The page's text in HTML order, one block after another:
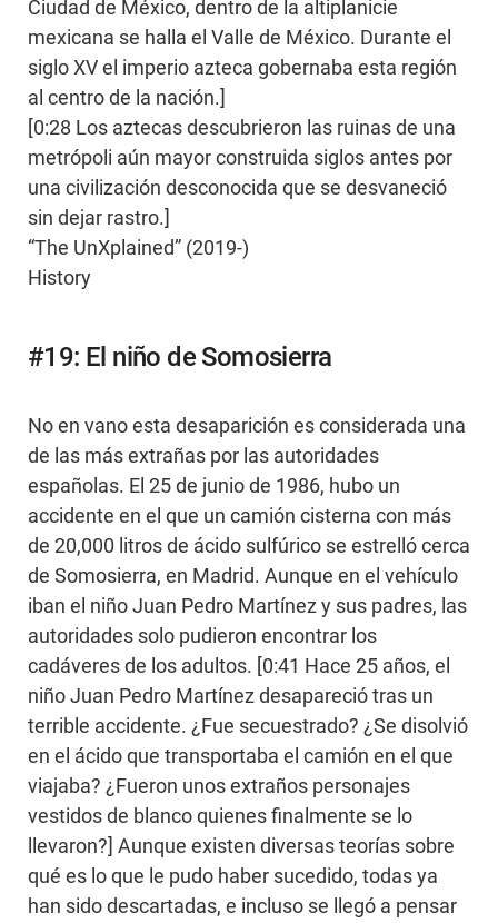
Ciudad de México, dentro de la altiplanicie
mexicana se halla el Valle de México. Durante el
siglo XV el imperio azteca gobernaba esta región
al centro de la nación.]
[0:28 Los aztecas descubrieron las ruinas de una
metrópoli aún mayor construida siglos antes por
una civilización desconocida que se desvaneció
sin dejar rastro.]
“The UnXplained” (2019-)
History
#19: El niño de Somosierra
No en vano esta desaparición es considerada una
de las más extrañas por las autoridades
españolas. El 25 de junio de 1986, hubo un
accidente en el que un camión cisterna con más
de 20,000 litros de ácido sulfúrico se estrelló cerca
de Somosierra, en Madrid. Aunque en el vehículo
iban el niño Juan Pedro Martínez y sus padres, las
autoridades solo pudieron encontrar los
cadáveres de los adultos. [0:41 Hace 25 años, el
niño Juan Pedro Martínez desapareció tras un
terrible accidente. ¿Fue secuestrado? ¿Se disolvió
en el ácido que transportaba el camión en el que
viajaba? ¿Fueron unos extraños personajes
vestidos de blanco quienes finalmente se lo
llevaron?] Aunque existen diversas teorías sobre
qué es lo que le pudo haber sucedido, todas ya
han sido descartadas, e incluso se llegó a pensar